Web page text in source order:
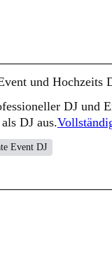
und Hochzeits
DJ und
DJ aus.
Event DJ